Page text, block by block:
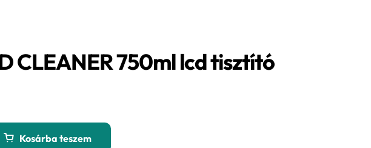
CLEANER 750ml lcd tisztító
Kosárba teszem